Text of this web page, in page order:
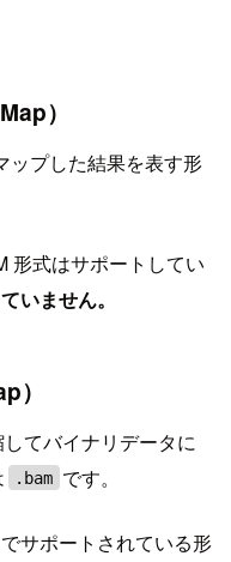
）
ップした結果を表す形
形式はサポートしてい
いません。
）
てバイナリデータに
.bam です。
サポートされている形